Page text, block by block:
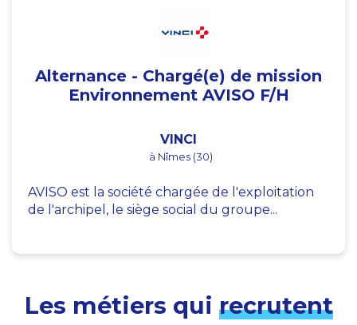
Alternance - Chargé(e) de mission
Environnement AVISO F/H
VINCI
à Nîmes (30)
AVISO est la société chargée de l'exploitation
de l'archipel, le siège social du groupe...
Les métiers qui recrutent